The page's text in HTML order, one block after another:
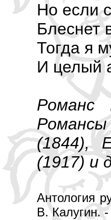
Но если
Блеснет
Тогда я
И целый
Романс
Романсы
(1844),
(1917) и
Антология
В. Калугин.